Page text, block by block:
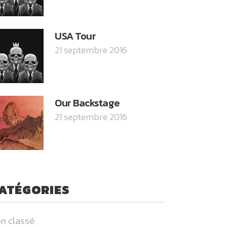
USA Tour
21 septembre 2016
Our Backstage
21 septembre 2016
classé